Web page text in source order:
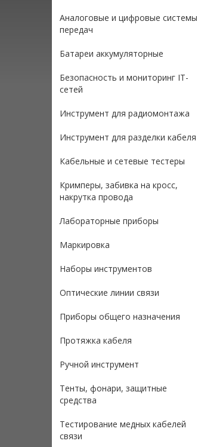
Аналоговые и цифровые системы
передач
Батареи аккумуляторные
Безопасность и мониторинг IT-
сетей
Инструмент для радиомонтажа
Инструмент для разделки кабеля
Кабельные и сетевые тестеры
Кримперы, забивка на кросс,
накрутка провода
Лабораторные приборы
Маркировка
Наборы инструментов
Оптические линии связи
Приборы общего назначения
Протяжка кабеля
Ручной инструмент
Тенты, фонари, защитные
средства
Тестирование медных кабелей
связи